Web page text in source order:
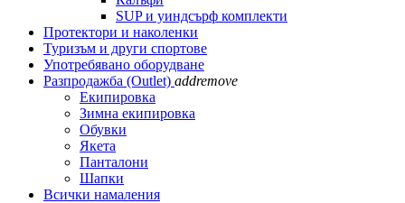
SUP и уиндсърф комплекти
Протектори и наколенки
Туризъм и други спортове
Употребявано оборудване
Разпродажба (Outlet) addremove
Екипировка
Зимна екипировка
Обувки
Якета
Панталони
Шапки
Всички намаления